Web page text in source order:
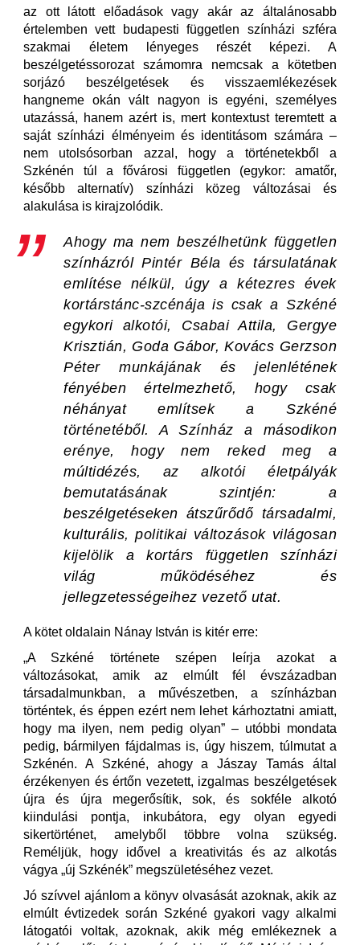
az ott látott előadások vagy akár az általánosabb
értelemben vett budapesti független színházi szféra
szakmai életem lényeges részét képezi. A
beszélgetéssorozat számomra nemcsak a kötetben
sorjázó beszélgetések és visszaemlékezések
hangneme okán vált nagyon is egyéni, személyes
utazássá, hanem azért is, mert kontextust teremtett a
saját színházi élményeim és identitásom számára –
nem utolsósorban azzal, hogy a történetekből a
Szkénén túl a fővárosi független (egykor: amatőr,
később alternatív) színházi közeg változásai és
alakulása is kirajzolódik.
Ahogy ma nem beszélhetünk független
színházról Pintér Béla és társulatának
említése nélkül, úgy a kétezres évek
kortárstánc-szcénája is csak a Szkéné
egykori alkotói, Csabai Attila, Gergye
Krisztián, Goda Gábor, Kovács Gerzson
Péter munkájának és jelenlétének
fényében értelmezhető, hogy csak
néhányat említsek a Szkéné
történetéből. ASzínház a másodikon
erénye, hogy nem reked meg a
múltidézés, az alkotói életpályák
bemutatásának szintjén: a
beszélgetéseken átszűrődő társadalmi,
kulturális, politikai változások világosan
kijelölik a kortárs független színházi
világ működéséhez és
jellegzetességeihez vezető utat.
A kötet oldalain Nánay István is kitér erre:
„A Szkéné története szépen leírja azokat a
változásokat, amik az elmúlt fél évszázadban
társadalmunkban, a művészetben, a színházban
történtek, és éppen ezért nem lehet kárhoztatni amiatt,
hogy ma ilyen, nem pedig olyan” – utóbbi mondata
pedig, bármilyen fájdalmas is, úgy hiszem, túlmutat a
Szkénén. A Szkéné, ahogy a Jászay Tamás által
érzékenyen és értőn vezetett, izgalmas beszélgetések
újra és újra megerősítik, sok, és sokféle alkotó
kiindulási pontja, inkubátora, egy olyan egyedi
sikertörténet, amelyből többre volna szükség.
Reméljük, hogy idővel a kreativitás és az alkotás
vágya „új Szkénék” megszületéséhez vezet.
Jó szívvel ajánlom a könyv olvasását azoknak, akik az
elmúlt évtizedek során Szkéné gyakori vagy alkalmi
látogatói voltak, azoknak, akik még emlékeznek a